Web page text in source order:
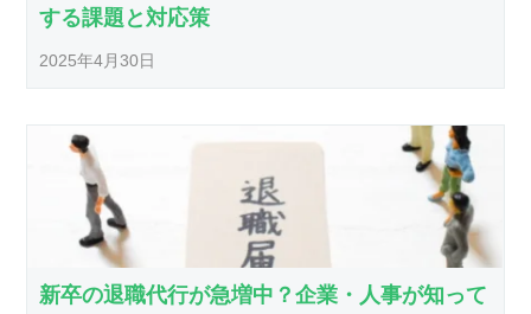
する課題と対応策
2025年4月30日
新卒の退職代行が急増中？企業・人事が知って